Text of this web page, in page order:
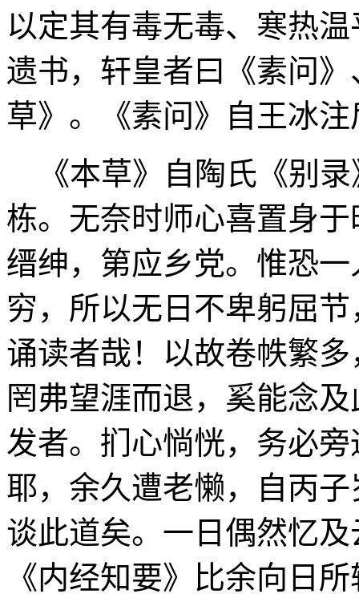
以定其有毒无毒、寒热
遗书，轩皇者曰《素问
草》。《素问》自王冰
《本草》自陶氏《别录
栋。无奈时师心喜置身
缙绅，第应乡党。惟恐
穷，所以无日不卑躬屈
诵读者哉！以故卷帙繁
罔弗望涯而退，奚能念
发者。扪心惝恍，务必
耶，余久遭老懒，自丙
谈此道矣。一日偶然忆
《内经知要》比余向日